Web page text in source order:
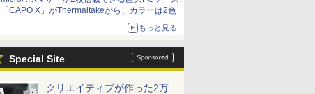
「CAPO X」がThermaltakeから、カラーは2色
もっと見る
Special Site
クリエイティブが作った2万